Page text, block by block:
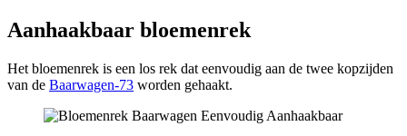
Aanhaakbaar bloemenrek
Het bloemenrek is een los rek dat eenvoudig aan de twee kopzijden
van de Baarwagen-73 worden gehaakt.